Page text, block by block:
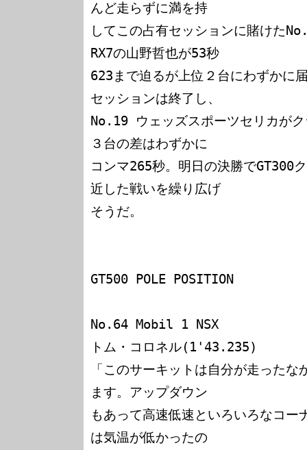
んど走らずに満を持
してこの占有セッションに賭けた
RX7の山野哲也が53秒
623まで迫るが上位２台にわずかに
セッションは終了し、
No.19 ウェッズスポーツセリカが
３台の差はわずかに
コンマ265秒。明日の決勝でGT300
近した戦いを繰り広げ
そうだ。
GT500 POLE POSITION
No.64 Mobil 1 NSX
トム・コロネル(1'43.235)
「このサーキットは自分が走った
ます。アップダウン
もあって高速低速といろいろなコー
は気温が低かったの